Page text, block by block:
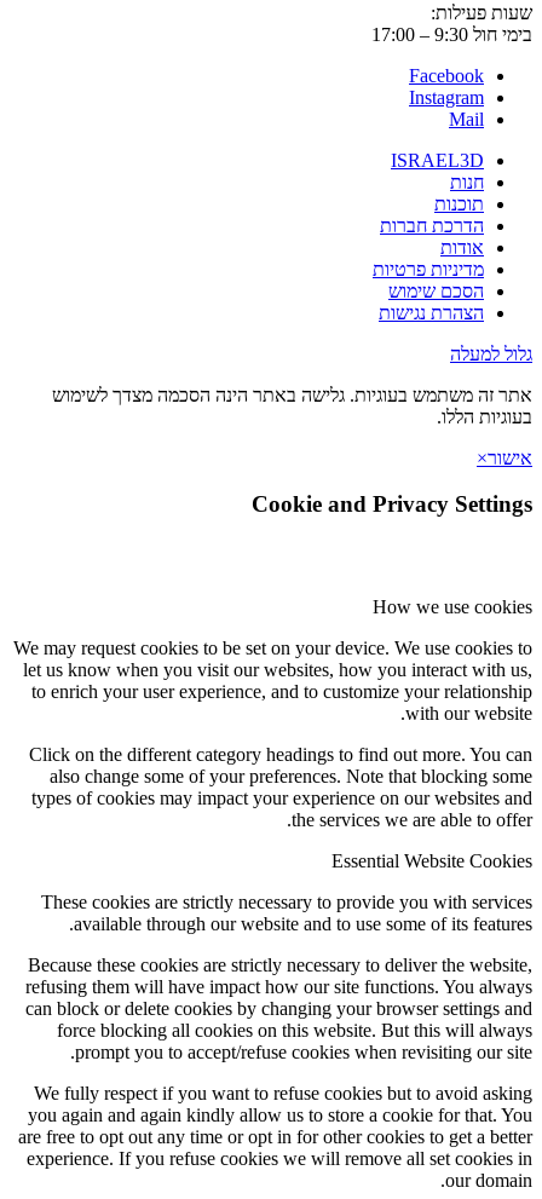
שעות פעילות:
בימי חול 9:30 – 17:00
Facebook
Instagram
Mail
ISRAEL3D
חנות
תוכנות
הדרכת חברות
אודות
מדיניות פרטיות
הסכם שימוש
הצהרת נגישות
גלול למעלה
אתר זה משתמש בעוגיות. גלישה באתר הינה הסכמה מצדך לשימוש
בעוגיות הללו.
אישור×
Cookie and Privacy Settings
How we use cookies
We may request cookies to be set on your device. We use cookies to
let us know when you visit our websites, how you interact with us,
to enrich your user experience, and to customize your relationship
with our website.
Click on the different category headings to find out more. You can
also change some of your preferences. Note that blocking some
types of cookies may impact your experience on our websites and
the services we are able to offer.
Essential Website Cookies
These cookies are strictly necessary to provide you with services
available through our website and to use some of its features.
Because these cookies are strictly necessary to deliver the website,
refusing them will have impact how our site functions. You always
can block or delete cookies by changing your browser settings and
force blocking all cookies on this website. But this will always
prompt you to accept/refuse cookies when revisiting our site.
We fully respect if you want to refuse cookies but to avoid asking
you again and again kindly allow us to store a cookie for that. You
are free to opt out any time or opt in for other cookies to get a better
experience. If you refuse cookies we will remove all set cookies in
our domain.